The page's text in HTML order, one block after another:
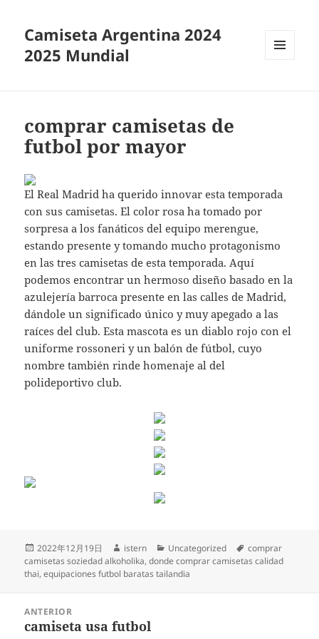
Camiseta Argentina 2024
2025 Mundial
comprar camisetas de
futbol por mayor
El Real Madrid ha querido innovar esta temporada
con sus camisetas. El color rosa ha tomado por
sorpresa a los fanáticos del equipo merengue,
estando presente y tomando mucho protagonismo
en las tres camisetas de esta temporada. Aquí
podemos encontrar un hermoso diseño basado en la
azulejería barroca presente en las calles de Madrid,
dándole un significado único y muy apegado a las
raíces del club. Esta mascota es un diablo rojo con el
uniforme rossoneri y un balón de fútbol, cuyo
nombre también rinde homenaje al del
polideportivo club.
Publicado
el
2022年12月19日 Autor
istern Categorías
Uncategorized Etiquetas
comprar
camisetas soziedad alkoholika,donde comprar camisetas calidad
thai,equipaciones futbol baratas tailandia
entradas
ANTERIOR
Entrada
camiseta usa futbol